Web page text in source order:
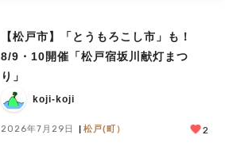
【松戸市】「とうもろこし市」も！
8/9・10開催「松戸宿坂川献灯まつ
り」
koji-koji
2026年7月29日 松戸(町） 2